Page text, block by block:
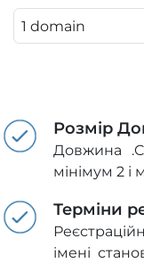
Розмір
Довжина
мінімум 2
Терміни
імені